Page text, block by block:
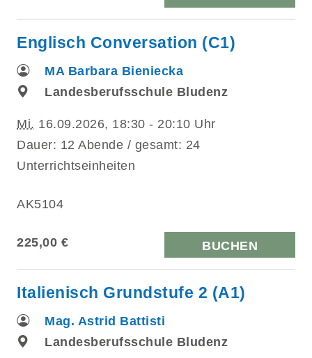
Englisch Conversation (C1)
MA Barbara Bieniecka
Landesberufsschule Bludenz
Mi. 16.09.2026, 18:30 - 20:10 Uhr
Dauer: 12 Abende / gesamt: 24
Unterrichtseinheiten
AK5104
225,00 € BUCHEN
Italienisch Grundstufe 2 (A1)
Mag. Astrid Battisti
Landesberufsschule Bludenz